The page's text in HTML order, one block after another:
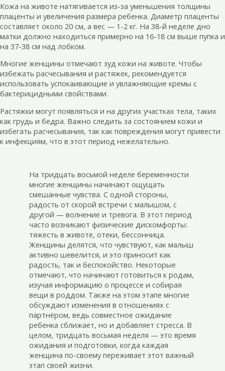
Кожа на животе натягивается из-за уменьшения толщины
плаценты и увеличения размера ребенка. Диаметр плаценты
составляет около 20 см, а вес — 1-2 кг. На 38-й неделе дно
матки должно находиться примерно на 16-18 см выше пупка и
на 37-38 см над лобком.
Многие женщины отмечают зуд кожи на животе. Чтобы
избежать расчесывания и растяжек, рекомендуется
использовать успокаивающие и увлажняющие кремы с
бактерицидными свойствами.
Растяжки могут появляться и на других участках тела, таких
как грудь и бедра. Важно следить за состоянием кожи и
избегать расчесывания, так как повреждения могут привести
к инфекциям, что в этот период нежелательно.
На тридцать восьмой неделе беременности
многие женщины начинают ощущать
смешанные чувства. С одной стороны,
радость от скорой встречи с малышом, с
другой — волнение и тревога. В этот период
часто возникают физические дискомфорты:
тяжесть в животе, отеки, бессонница.
Женщины делятся, что чувствуют, как малыш
активно шевелится, и это приносит как
радость, так и беспокойство. Некоторые
отмечают, что начинают готовиться к родам,
изучая информацию о процессе и собирая
вещи в роддом. Также на этом этапе многие
обсуждают изменения в отношениях с
партнёром, ведь совместное ожидание
ребенка сближает, но и добавляет стресса. В
целом, тридцать восьмая неделя — это время
ожидания и подготовки, когда каждая
женщина по-своему переживает этот важный
этап своей жизни.